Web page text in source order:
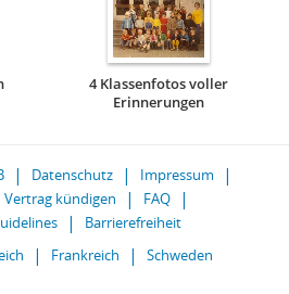
4 Klassenfotos voller
Erinnerungen
Datenschutz
Impressum
Vertrag kündigen
FAQ
Barrierefreiheit
Frankreich Schweden